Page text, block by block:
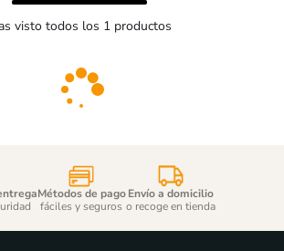
visto todos los 1productos
Métodos de pago
fáciles y seguros
Envío a domicilio
o recoge en tienda